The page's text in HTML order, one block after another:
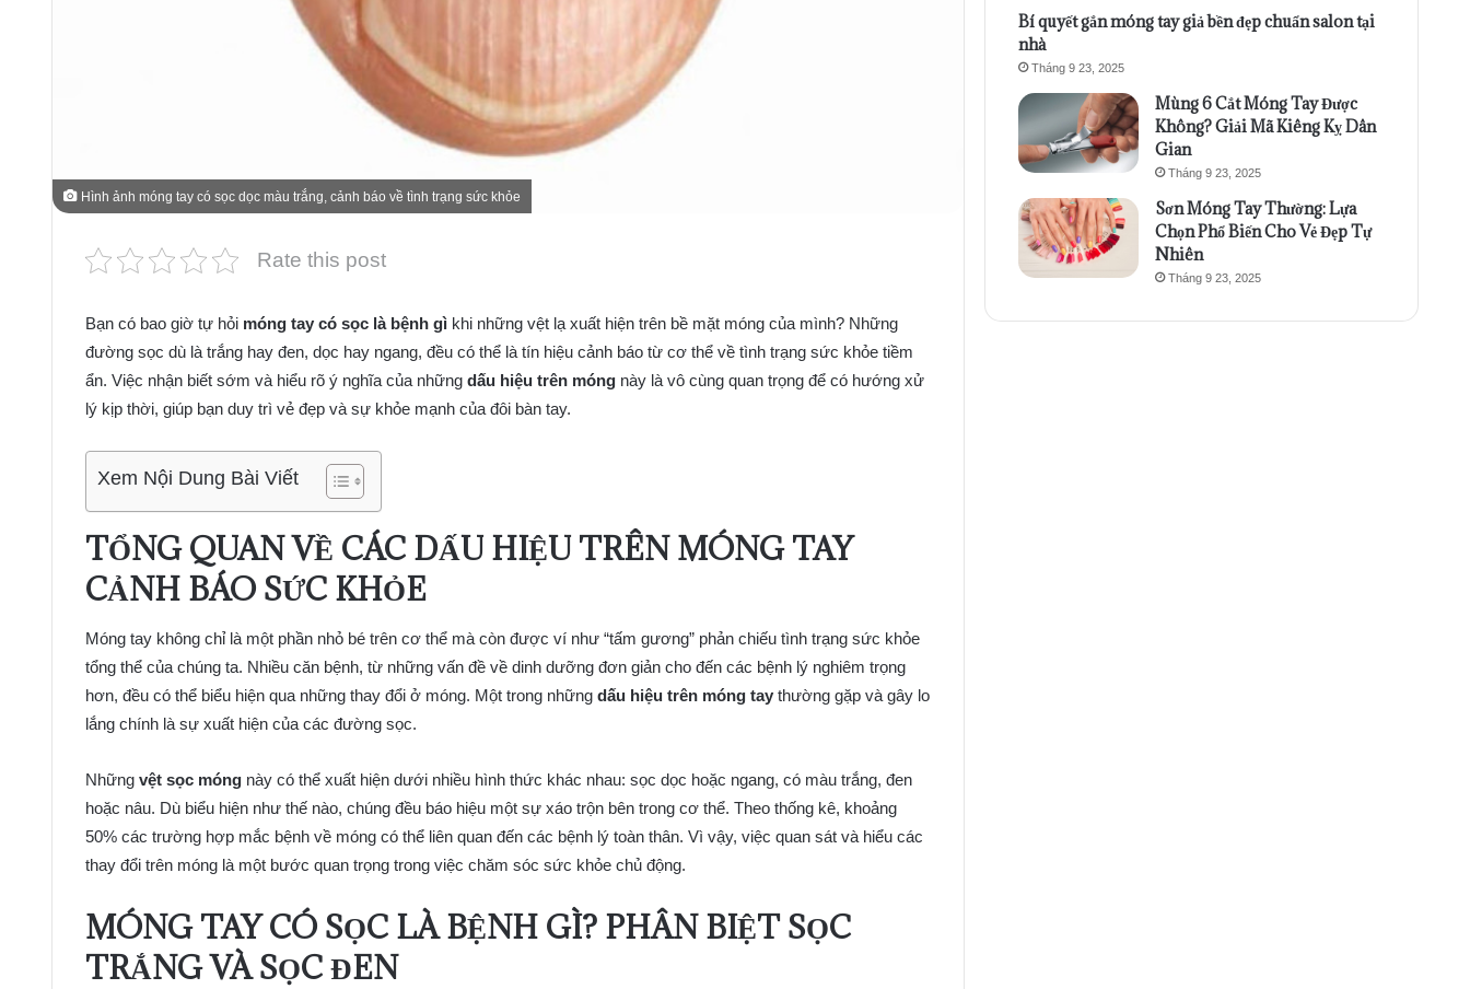
Hình ảnh móng tay có sọc dọc màu trắng, cảnh báo về tình trạng sức khỏe
Rate this post
Bạn có bao giờ tự hỏi móng tay có sọc là bệnh gì khi những vệt lạ xuất hiện trên bề mặt móng của mình? Những
đường sọc dù là trắng hay đen, dọc hay ngang, đều có thể là tín hiệu cảnh báo từ cơ thể về tình trạng sức khỏe tiềm
ẩn. Việc nhận biết sớm và hiểu rõ ý nghĩa của những dấu hiệu trên móng này là vô cùng quan trọng để có hướng xử
lý kịp thời, giúp bạn duy trì vẻ đẹp và sự khỏe mạnh của đôi bàn tay.
Xem Nội Dung Bài Viết
TỔNG QUAN VỀ CÁC DẤU HIỆU TRÊN MÓNG TAY
CẢNH BÁO SỨC KHỎE
Móng tay không chỉ là một phần nhỏ bé trên cơ thể mà còn được ví như “tấm gương” phản chiếu tình trạng sức khỏe
tổng thể của chúng ta. Nhiều căn bệnh, từ những vấn đề về dinh dưỡng đơn giản cho đến các bệnh lý nghiêm trọng
hơn, đều có thể biểu hiện qua những thay đổi ở móng. Một trong những dấu hiệu trên móng tay thường gặp và gây lo
lắng chính là sự xuất hiện của các đường sọc.
Những vệt sọc móng này có thể xuất hiện dưới nhiều hình thức khác nhau: sọc dọc hoặc ngang, có màu trắng, đen
hoặc nâu. Dù biểu hiện như thế nào, chúng đều báo hiệu một sự xáo trộn bên trong cơ thể. Theo thống kê, khoảng
50% các trường hợp mắc bệnh về móng có thể liên quan đến các bệnh lý toàn thân. Vì vậy, việc quan sát và hiểu các
thay đổi trên móng là một bước quan trọng trong việc chăm sóc sức khỏe chủ động.
MÓNG TAY CÓ SỌC LÀ BỆNH GÌ? PHÂN BIỆT SỌC
TRẮNG VÀ SỌC ĐEN
Bí quyết gắn móng tay giả bền đẹp chuẩn salon tại
nhà
Tháng 9 23, 2025
Mùng 6 Cắt Móng Tay Được
Không? Giải Mã Kiêng Kỵ Dân
Gian
Tháng 9 23, 2025
Sơn Móng Tay Thường: Lựa
Chọn Phổ Biến Cho Vẻ Đẹp Tự
Nhiên
Tháng 9 23, 2025